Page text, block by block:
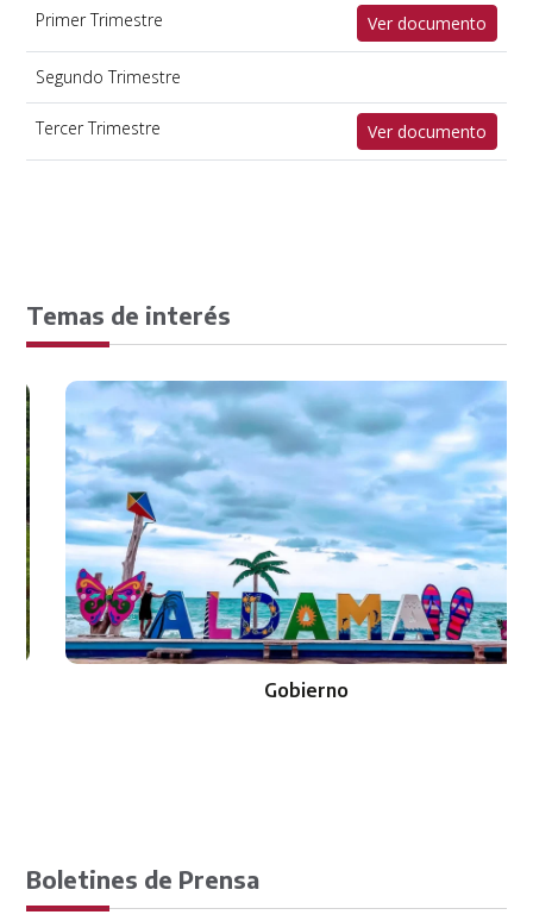
Primer Trimestre Ver documento
Segundo Trimestre
Tercer Trimestre Ver documento
Temas de interés
Gobierno
Boletines de Prensa